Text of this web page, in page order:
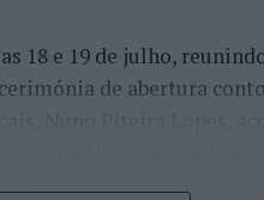
18 e 19 de julho,
de abertura